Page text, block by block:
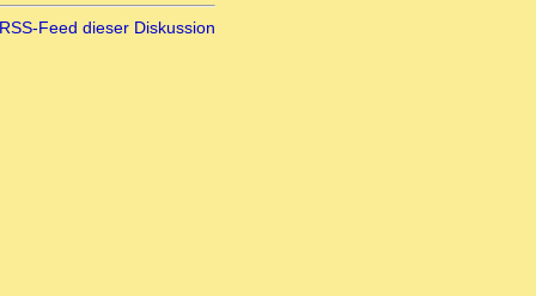
Feed dieser Diskussion